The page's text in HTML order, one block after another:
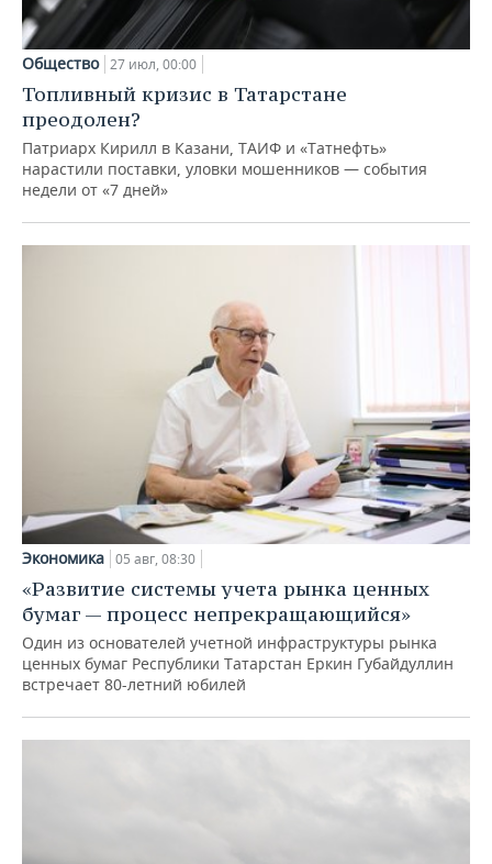
Общество 27 июл, 00:00
Топливный кризис в Татарстане
преодолен?
Патриарх Кирилл в Казани, ТАИФ и «Татнефть»
нарастили поставки, уловки мошенников — события
недели от «7 дней»
Экономика 05 авг, 08:30
«Развитие системы учета рынка ценных
бумаг — процесс непрекращающийся»
Один из основателей учетной инфраструктуры рынка
ценных бумаг Республики Татарстан Еркин Губайдуллин
встречает 80-летний юбилей